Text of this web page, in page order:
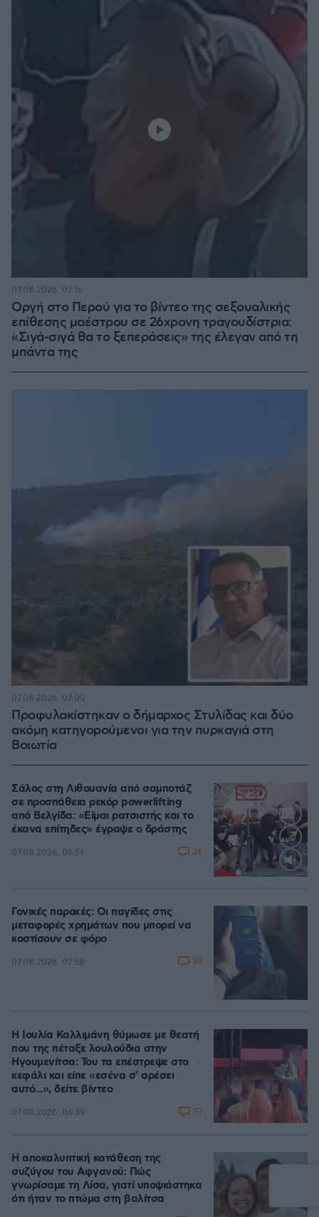
Οργή στο Περού για το βίντεο της σεξουαλικής
επίθεσης μαέστρου σε 26χρονη τραγουδίστρια:
«Σιγά-σιγά θα το ξεπεράσεις» της έλεγαν από τη
μπάντα της
07.08.2026, 07:16
Προφυλακίστηκαν ο δήμαρχος Στυλίδας και δύο
ακόμη κατηγορούμενοι για την πυρκαγιά στη
Βοιωτία
07.08.2026, 07:00
Loaded
Σάλος στη Λιθουανία από σαμποτάζ
σε προσπάθεια ρεκόρ powerlifting
από Βελγίδα: «Είμαι ρατσιστής και το
έκανα επίτηδες» έγραψε ο δράστης
07.08.2026, 06:51 36
Γονικές παροχές: Οι παγίδες στις
μεταφορές χρημάτων που μπορεί να
κοστίσουν σε φόρο
07.08.2026, 07:58 33
Η Ιουλία Καλλιμάνη θύμωσε με θεατή
που της πέταξε λουλούδια στην
Ηγουμενίτσα: Του τα επέστρεψε στο
κεφάλι και είπε «εσένα σ' αρέσει
αυτό...», δείτε βίντεο
07.08.2026, 06:39 57
Η αποκαλυπτική κατάθεση της
συζύγου του Αφγανού: Πώς
γνωρίσαμε τη Λίσα, γιατί υποψιάστηκα
ότι ήταν το πτώμα στη βαλίτσα